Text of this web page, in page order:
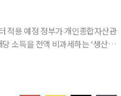
이혼해 주거와 생계를 분
적용 예정 정부가 개인종합자산관
소득을 전액 비과세하는 ‘생산적